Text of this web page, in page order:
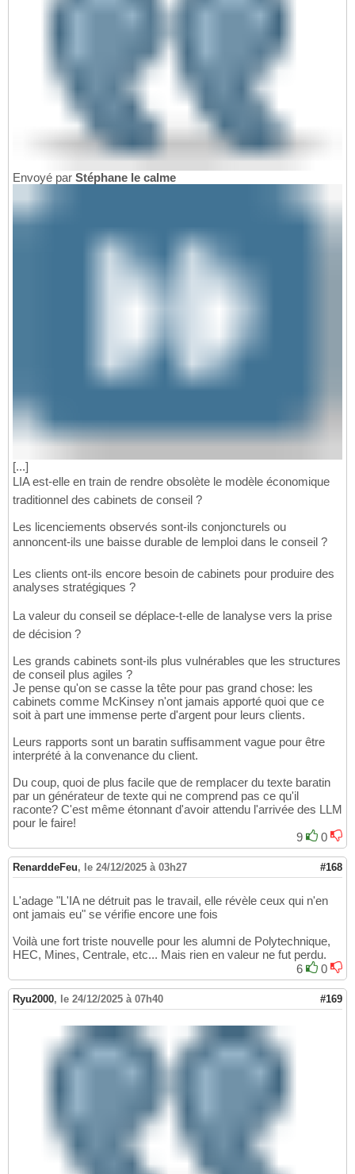
Envoyé par Stéphane le calme
[...]
LIA est-elle en train de rendre obsolète le modèle économique
traditionnel des cabinets de conseil ?
Les licenciements observés sont-ils conjoncturels ou
annoncent-ils une baisse durable de lemploi dans le conseil ?
Les clients ont-ils encore besoin de cabinets pour produire des
analyses stratégiques ?
La valeur du conseil se déplace-t-elle de lanalyse vers la prise
de décision ?
Les grands cabinets sont-ils plus vulnérables que les structures
de conseil plus agiles ?
Je pense qu'on se casse la tête pour pas grand chose: les
cabinets comme McKinsey n'ont jamais apporté quoi que ce
soit à part une immense perte d'argent pour leurs clients.
Leurs rapports sont un baratin suffisamment vague pour être
interprété à la convenance du client.
Du coup, quoi de plus facile que de remplacer du texte baratin
par un générateur de texte qui ne comprend pas ce qu'il
raconte? C'est même étonnant d'avoir attendu l'arrivée des LLM
pour le faire!
9
0
RenarddeFeu, le 24/12/2025 à 03h27 #168
L'adage "L'IA ne détruit pas le travail, elle révèle ceux qui n'en
ont jamais eu" se vérifie encore une fois
Voilà une fort triste nouvelle pour les alumni de Polytechnique,
HEC, Mines, Centrale, etc... Mais rien en valeur ne fut perdu.
6
0
Ryu2000, le 24/12/2025 à 07h40 #169